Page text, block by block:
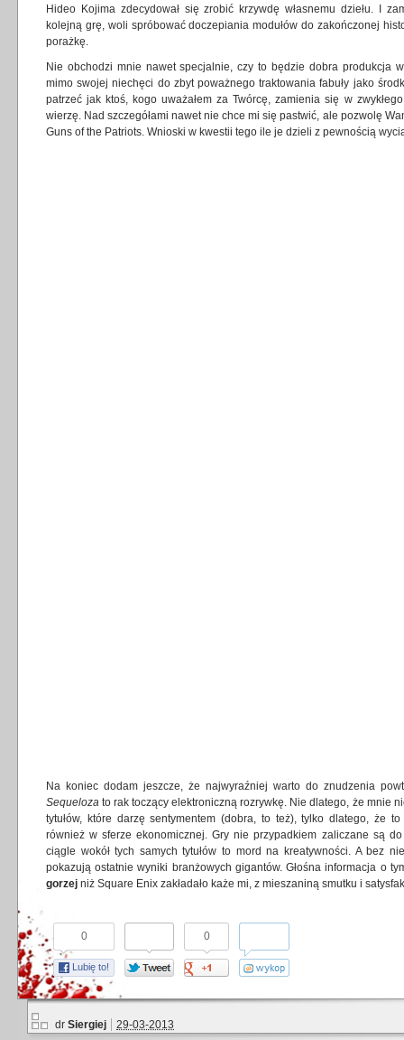
Hideo Kojima zdecydował się zrobić krzywdę własnemu dziełu. I
kolejną grę, woli spróbować doczepiania modułów do zakończonej
porażkę.
Nie obchodzi mnie nawet specjalnie, czy to będzie dobra produkcja
mimo swojej niechęci do zbyt poważnego traktowania fabuły jako
patrzeć jak ktoś, kogo uważałem za Twórcę, zamienia się w
wierzę. Nad szczegółami nawet nie chce mi się pastwić, ale pozwolę
Guns of the Patriots. Wnioski w kwestii tego ile je dzieli z pewnością
Na koniec dodam jeszcze, że najwyraźniej warto do znudzenia
Sequeloza to rak toczący elektroniczną rozrywkę. Nie dlatego, że mnie
tytułów, które darzę sentymentem (dobra, to też), tylko dlatego, że
również w sferze ekonomicznej. Gry nie przypadkiem zaliczane są
ciągle wokół tych samych tytułów to mord na kreatywności. A bez
pokazują ostatnie wyniki branżowych gigantów. Głośna informacja o
gorzej niż Square Enix zakładało każe mi, z mieszaniną smutku i
0
Lubię to!
0
dr Siergiej 29-03-2013